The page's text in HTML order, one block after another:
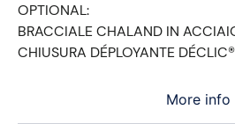
More info
OPTIONAL:
BRACCIALE CHALAND IN
CHIUSURA DÉPLOYANTE DÉCLIC®